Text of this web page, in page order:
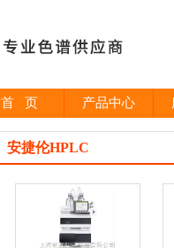
首 页 产品中心
安捷伦HPLC